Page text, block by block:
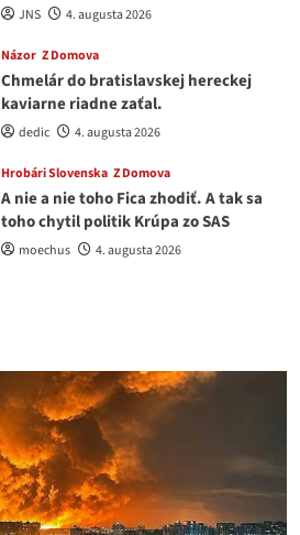
JNS 4. augusta 2026
Názor Z Domova
Chmelár do bratislavskej hereckej
kaviarne riadne zaťal.
dedic 4. augusta 2026
Hrobári Slovenska Z Domova
A nie a nie toho Fica zhodiť. A tak sa
toho chytil politik Krúpa zo SAS
moechus 4. augusta 2026